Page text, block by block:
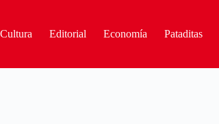
Cultura Editorial Economía Pataditas